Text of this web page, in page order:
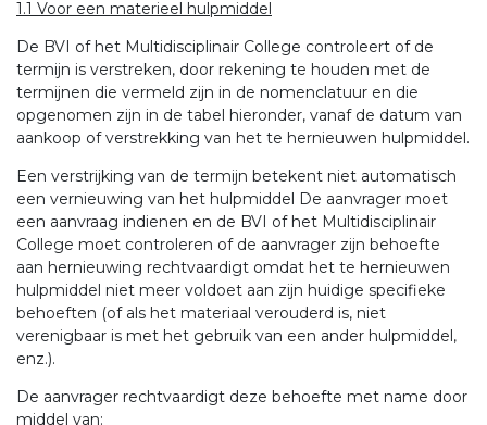
1.1 Voor een materieel hulpmiddel
De BVI of het Multidisciplinair College controleert of de
termijn is verstreken, door rekening te houden met de
termijnen die vermeld zijn in de nomenclatuur en die
opgenomen zijn in de tabel hieronder, vanaf de datum van
aankoop of verstrekking van het te hernieuwen hulpmiddel.
Een verstrijking van de termijn betekent niet automatisch
een vernieuwing van het hulpmiddel De aanvrager moet
een aanvraag indienen en de BVI of het Multidisciplinair
College moet controleren of de aanvrager zijn behoefte
aan hernieuwing rechtvaardigt omdat het te hernieuwen
hulpmiddel niet meer voldoet aan zijn huidige specifieke
behoeften (of als het materiaal verouderd is, niet
verenigbaar is met het gebruik van een ander hulpmiddel,
enz.).
De aanvrager rechtvaardigt deze behoefte met name door
middel van: